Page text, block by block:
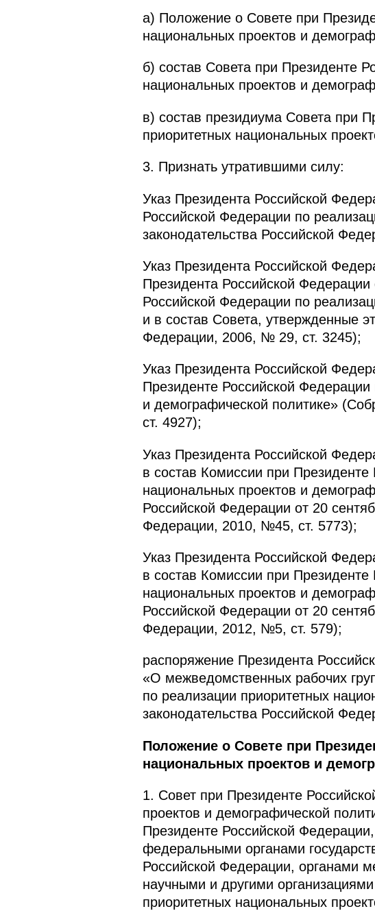
а) Положение о Совете при
национальных проектов и
б) состав Совета при Президенте
национальных проектов и
в) состав президиума Совета при
приоритетных национальных
3. Признать утратившими силу:
Указ Президента Российской
Российской Федерации по
законодательства Российской
Указ Президента Российской
Президента Российской
Российской Федерации по
и в состав Совета, утвержденные
Федерации, 2006, № 29, ст. 3245);
Указ Президента Российской
Президенте Российской
и демографической политике»
ст. 4927);
Указ Президента Российской
в состав Комиссии при
национальных проектов и
Российской Федерации от 20
Федерации, 2010, №45, ст. 5773);
Указ Президента Российской
в состав Комиссии при
национальных проектов и
Российской Федерации от 20
Федерации, 2012, №5, ст. 579);
распоряжение Президента
«О межведомственных рабочих
по реализации приоритетных
законодательства Российской
Положение о Совете при
национальных проектов и
1. Совет при Президенте
проектов и демографической
Президенте Российской
федеральными органами
Российской Федерации, органами
научными и другими
приоритетных национальных